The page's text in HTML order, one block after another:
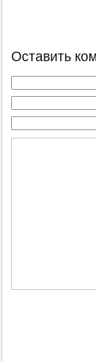
Оставить